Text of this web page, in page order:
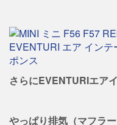
さらにEVENTURIエア
やっぱり排気（マフラ